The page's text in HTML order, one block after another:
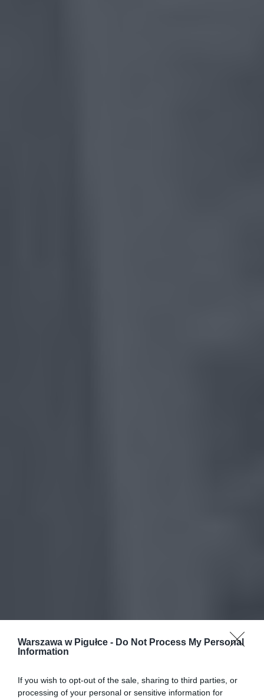
Warszawa w Pigułce - Do Not Process My Personal
Information
If you wish to opt-out of the sale, sharing to third parties, or
processing of your personal or sensitive information for